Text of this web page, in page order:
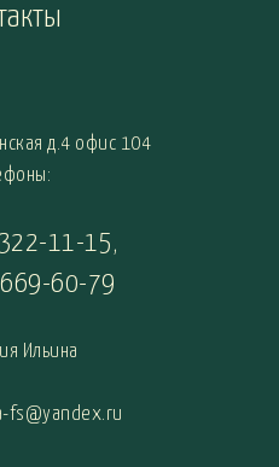
д.4 офис 104
11-15,
60-79
Ильина
fs@yandex.ru